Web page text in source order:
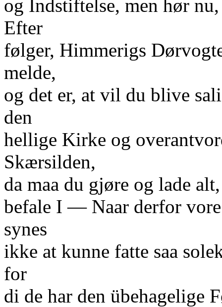
og Indstiftelse, men hør
Efter
følger, Himmerigs
melde,
og det er, at vil du blive
den
hellige Kirke og
Skærsilden,
da maa du gjøre og lade
befale I — Naar derfor
synes
ikke at kunne fatte saa
for
di de har den übehagelige